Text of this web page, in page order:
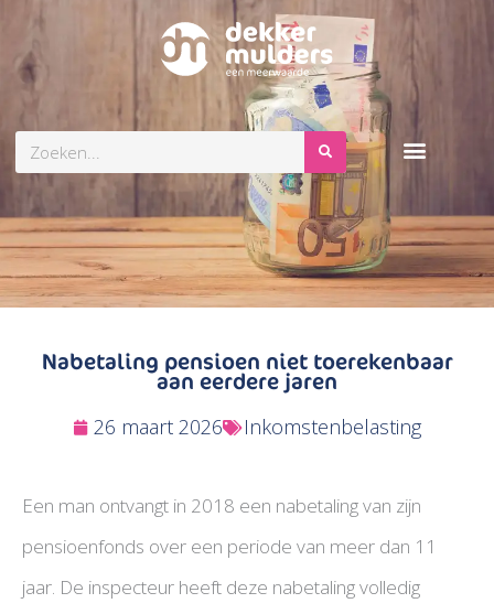
Zoeken
Nabetaling pensioen niet toerekenbaar
aan eerdere jaren
26 maart 2026 Inkomstenbelasting
Een man ontvangt in 2018 een nabetaling van zijn
pensioenfonds over een periode van meer dan 11
jaar. De inspecteur heeft deze nabetaling volledig